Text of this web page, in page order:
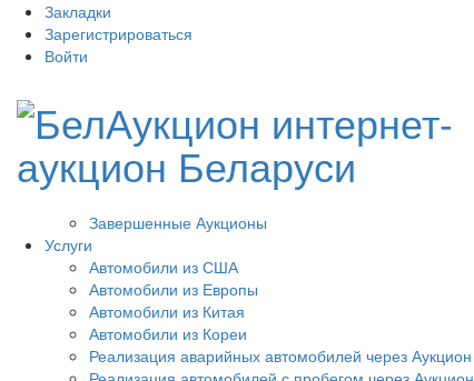
Закладки
Зарегистрироваться
Войти
Завершенные Аукционы
Услуги
Автомобили из США
Автомобили из Европы
Автомобили из Китая
Автомобили из Кореи
Реализация аварийных автомобилей через Аукцион